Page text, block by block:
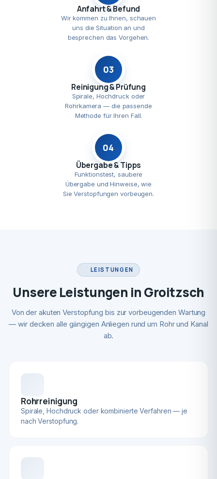
Anfahrt & Befund
Wir kommen zu Ihnen, schauen
uns die Situation an und
besprechen das Vorgehen.
03
Reinigung & Prüfung
Spirale, Hochdruck oder
Rohrkamera — die passende
Methode für Ihren Fall.
04
Übergabe & Tipps
Funktionstest, saubere
Übergabe und Hinweise, wie
Sie Verstopfungen vorbeugen.
LEISTUNGEN
Unsere Leistungen in Groitzsch
Von der akuten Verstopfung bis zur vorbeugenden Wartung
— wir decken alle gängigen Anliegen rund um Rohr und Kanal
ab.
Rohrreinigung
Spirale, Hochdruck oder kombinierte Verfahren — je
nach Verstopfung.